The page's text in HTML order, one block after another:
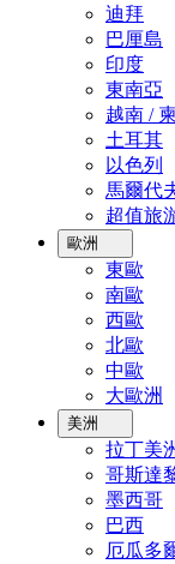
迪拜
巴厘島
印度
東南亞
越南 /
土耳其
以色列
馬爾代
超值旅
歐洲
東歐
南歐
西歐
北歐
中歐
大歐洲
美洲
拉丁美
哥斯達
墨西哥
巴西
厄瓜多